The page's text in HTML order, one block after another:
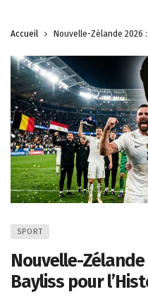
Accueil Nouvelle-Zélande 2026
SPORT
Nouvelle-
Bayliss pour